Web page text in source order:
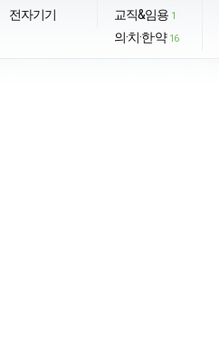
전자기기
교직&임용 1
의·치·한·약 16